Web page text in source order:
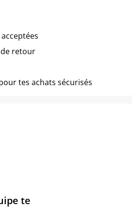
retour
tes achats sécurisés
te